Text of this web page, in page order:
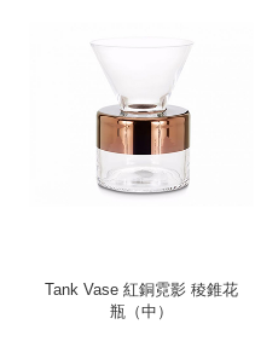
Tank Vase 紅銅霓影 稜錐花
瓶（中）